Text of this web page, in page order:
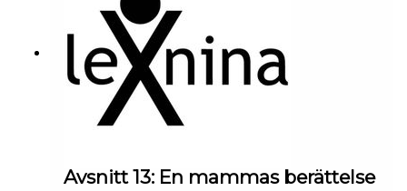
Avsnitt 13: En mammas berättelse